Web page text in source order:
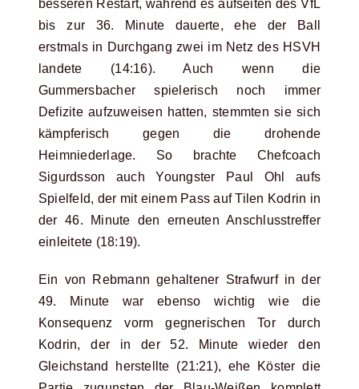
besseren Restart, während es aufseiten des VfL
bis zur 36. Minute dauerte, ehe der Ball
erstmals in Durchgang zwei im Netz des HSVH
landete (14:16). Auch wenn die
Gummersbacher spielerisch noch immer
Defizite aufzuweisen hatten, stemmten sie sich
kämpferisch gegen die drohende
Heimniederlage. So brachte Chefcoach
Sigurdsson auch Youngster Paul Ohl aufs
Spielfeld, der mit einem Pass auf Tilen Kodrin in
der 46. Minute den erneuten Anschlusstreffer
einleitete (18:19).
Ein von Rebmann gehaltener Strafwurf in der
49. Minute war ebenso wichtig wie die
Konsequenz vorm gegnerischen Tor durch
Kodrin, der in der 52. Minute wieder den
Gleichstand herstellte (21:21), ehe Köster die